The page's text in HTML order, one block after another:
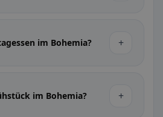
im Bohemia? +
im Bohemia? +